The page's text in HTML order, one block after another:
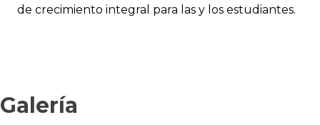
de crecimiento integral para las y los estudiantes.
Galería